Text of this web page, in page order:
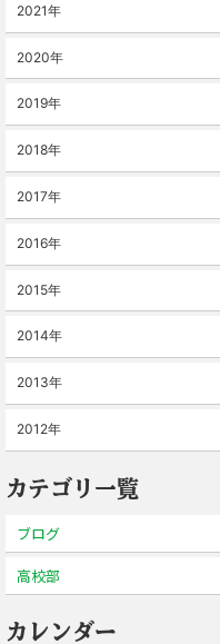
2021年
2020年
2019年
2018年
2017年
2016年
2015年
2014年
2013年
2012年
カテゴリ一覧
ブログ
高校部
カレンダー